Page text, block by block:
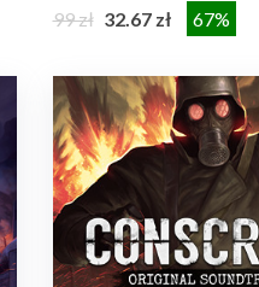
99 zł 32.67 zł 67%